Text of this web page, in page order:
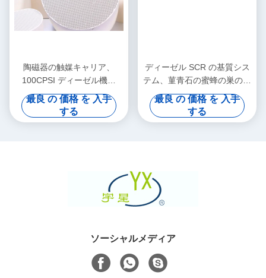
陶磁器の触媒キャリア、
100CPSI ディーゼル機関
SCR の陶磁器の基質
最良 の 価格 を 入手
する
ディーゼル SCR の基質シス
テム、菫青石の蜜蜂の巣の陶
磁器サポート
最良 の 価格 を 入手
する
ソーシャルメディア